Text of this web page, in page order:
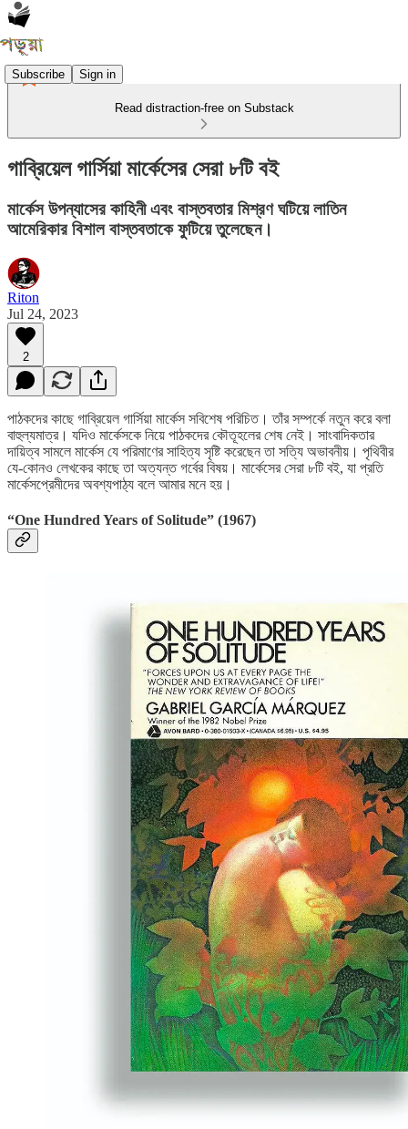
Subscribe Sign in
Read distraction-free on Substack
গাব্রিয়েল গার্সিয়া মার্কেসের সেরা ৮টি বই
মার্কেস উপন্যাসের কাহিনী এবং বাস্তবতার মিশ্রণ ঘটিয়ে লাতিন
আমেরিকার বিশাল বাস্তবতাকে ফুটিয়ে তুলেছেন।
Riton
Jul 24, 2023
2
পাঠকদের কাছে গাব্রিয়েল গার্সিয়া মার্কেস সবিশেষ পরিচিত। তাঁর সম্পর্কে নতুন করে বলা
বাহুল্যমাত্র। যদিও মার্কেসকে নিয়ে পাঠকদের কৌতূহলের শেষ নেই। সাংবাদিকতার
দায়িত্ব সামলে মার্কেস যে পরিমাণের সাহিত্য সৃষ্টি করেছেন তা সত্যি অভাবনীয়। পৃথিবীর
যে-কোনও লেখকের কাছে তা অত্যন্ত গর্বের বিষয়। মার্কেসের সেরা ৮টি বই, যা প্রতি
মার্কেসপ্রেমীদের অবশ্যপাঠ্য বলে আমার মনে হয়।
“One Hundred Years of Solitude” (1967)